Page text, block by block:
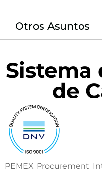
Otros Asuntos
Sistema
de
PEMEX Procurement